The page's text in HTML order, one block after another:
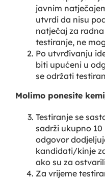
javnim
utvrdi da nisu
natječaj za
testiranje, ne
Po utvrđivanju
biti upućeni u
se održati
Molimo ponesite
Testiranje se
sadrži ukupno
odgovor
kandidati/kinje
ako su za
Za vrijeme